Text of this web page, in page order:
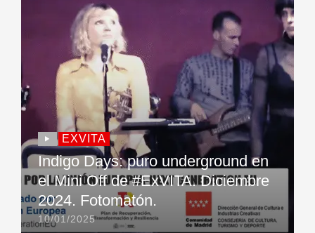
EXVITA
Indigo Days: puro underground en
el Mini Off de #ExVITA. Diciembre
2024. Fotomatón.
10/01/2025